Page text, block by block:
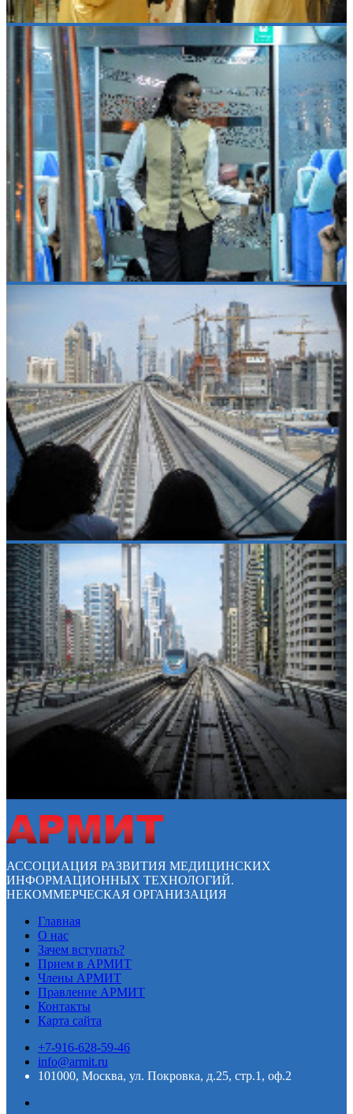
АССОЦИАЦИЯ РАЗВИТИЯ МЕДИЦИНСКИХ
ИНФОРМАЦИОННЫХ ТЕХНОЛОГИЙ.
НЕКОММЕРЧЕСКАЯ ОРГАНИЗАЦИЯ
Главная
О нас
Зачем вступать?
Прием в АРМИТ
Члены АРМИТ
Правление АРМИТ
Контакты
Карта сайта
+7-916-628-59-46
info@armit.ru
101000, Москва, ул. Покровка, д.25, стр.1, оф.2